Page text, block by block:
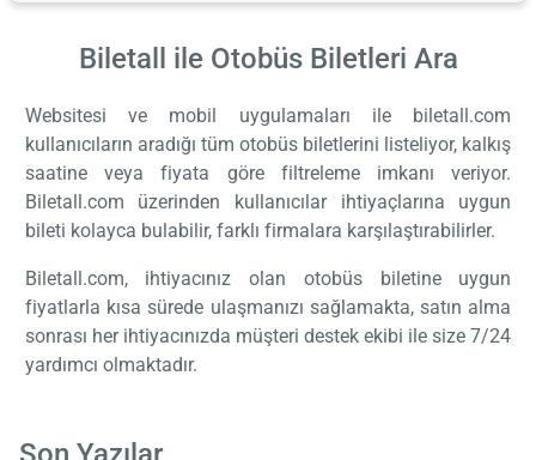
Biletall ile Otobüs Biletleri Ara
Websitesi ve mobil uygulamaları ile biletall.com
kullanıcıların aradığı tüm otobüs biletlerini listeliyor, kalkış
saatine veya fiyata göre filtreleme imkanı veriyor.
Biletall.com üzerinden kullanıcılar ihtiyaçlarına uygun
bileti kolayca bulabilir, farklı firmalara karşılaştırabilirler.
Biletall.com, ihtiyacınız olan otobüs biletine uygun
fiyatlarla kısa sürede ulaşmanızı sağlamakta, satın alma
sonrası her ihtiyacınızda müşteri destek ekibi ile size 7/24
yardımcı olmaktadır.